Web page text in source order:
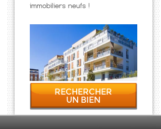
immobiliers neufs !
RECHERCHER
UN BIEN